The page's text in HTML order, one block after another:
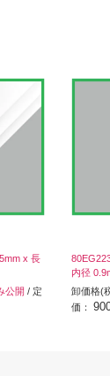
x 長
公開 / 定
内径
卸価格(
価：